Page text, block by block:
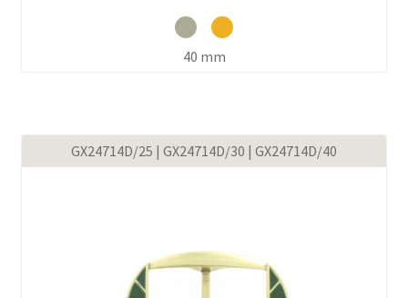
40 mm
GX24714D/25 | GX24714D/30 | GX24714D/40